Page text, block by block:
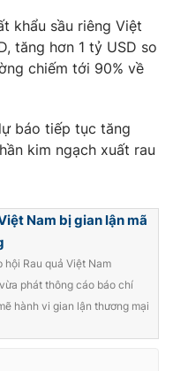
video
sản
lòng Việt
mình bằng AI
khẩu sầu riêng Việt
tăng hơn 1 tỷ USD so
chiếm tới 90% về
báo tiếp tục tăng
kim ngạch xuất rau
Nam bị gian lận mã
hội Rau quả Việt Nam
phát thông cáo báo chí
hành vi gian lận thương mại